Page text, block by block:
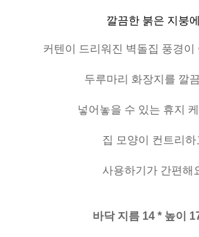
깔끔한 붉은 지붕에
커텐이 드리워진 벽돌집 풍경이
두루마리 화장지를 깔
넣어놓을 수 있는 휴지
집 모양이 컨트리하
사용하기가 간편해
바닥 지름 14 * 높이